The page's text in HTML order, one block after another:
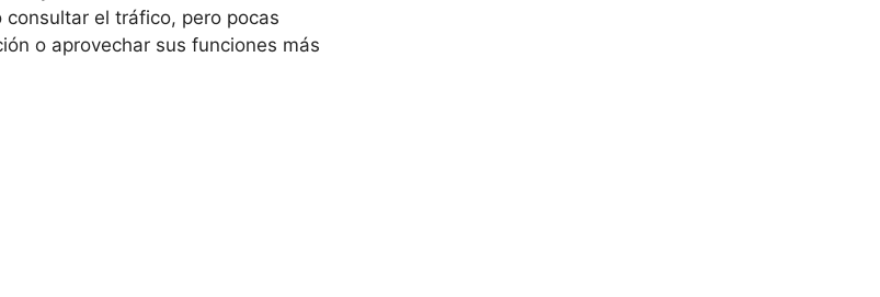
el tráfico, pero pocas
o aprovechar sus funciones más